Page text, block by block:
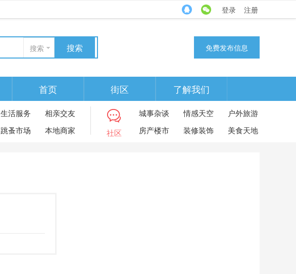
登录 注册
搜索 搜索 免费发布信息
首页 街区 了解我们
生活服务
相亲交友
跳蚤市场
本地商家 社区
城事杂谈 情感天空
户外旅游
房产楼市
装修装饰 美食天地